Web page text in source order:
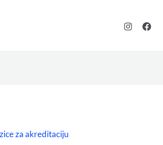
za akreditaciju